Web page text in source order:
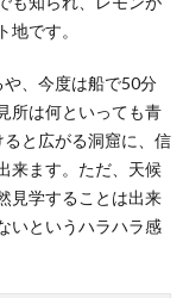
です。
、今度は船で50分
所は何といっても青
と広がる洞窟に、信
来ます。ただ、天候
見学することは出来
いというハラハラ感